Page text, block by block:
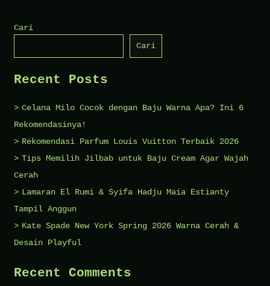
Cari
Cari
Recent Posts
Celana Milo Cocok dengan Baju Warna Apa? Ini 6
Rekomendasinya!
Rekomendasi Parfum Louis Vuitton Terbaik 2026
Tips Memilih Jilbab untuk Baju Cream Agar Wajah
Cerah
Lamaran El Rumi & Syifa Hadju Maia Estianty
Tampil Anggun
Kate Spade New York Spring 2026 Warna Cerah &
Desain Playful
Recent Comments